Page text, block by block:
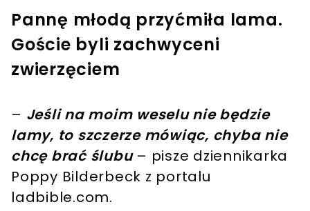
Pannę młodą przyćmiła lama.
Goście byli zachwyceni
zwierzęciem
– Jeśli na moim weselu nie będzie
lamy, to szczerze mówiąc, chyba nie
chcę brać ślubu– pisze dziennikarka
Poppy Bilderbeck z portalu
ladbible.com.